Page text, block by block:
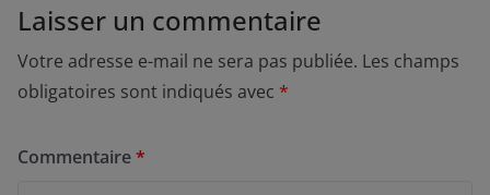
Laisser un commentaire
Votre adresse e-mail ne sera pas publiée. Les champs
obligatoires sont indiqués avec *
Commentaire*